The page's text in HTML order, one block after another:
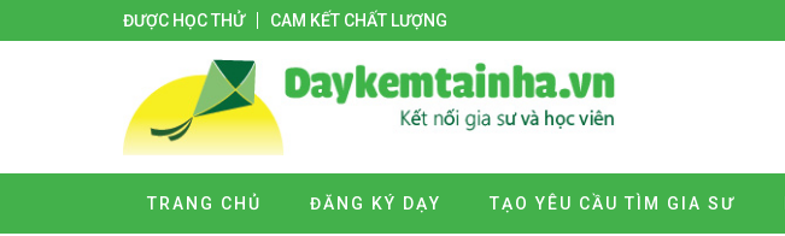
ĐƯỢC HỌC THỬ CAM KẾT CHẤT LƯỢNG
TRANG CHỦ ĐĂNG KÝ DẠY TẠO YÊU CẦU TÌM GIA SƯ